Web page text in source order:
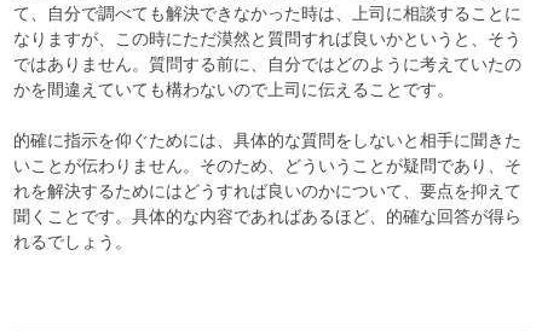
て、自分で調べても解決できなかった時は、上司に相談することに
なりますが、この時にただ漠然と質問すれば良いかというと、そう
ではありません。質問する前に、自分ではどのように考えていたの
かを間違えていても構わないので上司に伝えることです。
的確に指示を仰ぐためには、具体的な質問をしないと相手に聞きた
いことが伝わりません。そのため、どういうことが疑問であり、そ
れを解決するためにはどうすれば良いのかについて、要点を抑えて
聞くことです。具体的な内容であればあるほど、的確な回答が得ら
れるでしょう。